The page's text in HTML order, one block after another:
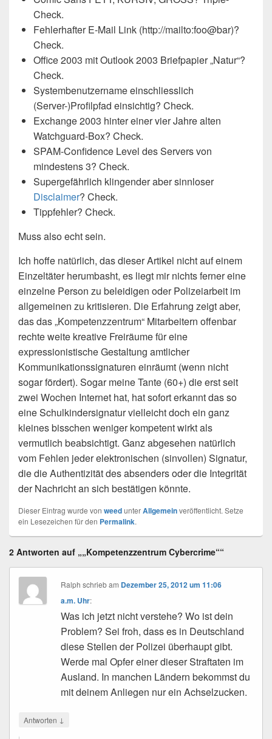
Check.
Fehlerhafter E-Mail Link (http://mailto:foo@bar)?
Check.
Office 2003 mit Outlook 2003 Briefpapier „Natur“?
Check.
Systembenutzername einschliesslich
(Server-)Profilpfad einsichtig? Check.
Exchange 2003 hinter einer vier Jahre alten
Watchguard-Box? Check.
SPAM-Confidence Level des Servers von
mindestens 3? Check.
Supergefährlich klingender aber sinnloser
Disclaimer? Check.
Tippfehler? Check.
Muss also echt sein.
Ich hoffe natürlich, das dieser Artikel nicht auf einem
Einzeltäter herumbasht, es liegt mir nichts ferner eine
einzelne Person zu beleidigen oder Polizeiarbeit im
allgemeinen zu kritisieren. Die Erfahrung zeigt aber,
das das „Kompetenzzentrum“ Mitarbeitern offenbar
rechte weite kreative Freiräume für eine
expressionistische Gestaltung amtlicher
Kommunikationssignaturen einräumt (wenn nicht
sogar fördert). Sogar meine Tante (60+) die erst seit
zwei Wochen Internet hat, hat sofort erkannt das so
eine Schulkindersignatur vielleicht doch ein ganz
kleines bisschen weniger kompetent wirkt als
vermutlich beabsichtigt. Ganz abgesehen natürlich
vom Fehlen jeder elektronischen (sinvollen) Signatur,
die die Authentizität des absenders oder die Integrität
der Nachricht an sich bestätigen könnte.
Dieser Eintrag wurde von weedunterAllgemeinveröffentlicht. Setze
ein Lesezeichen für den Permalink.
2 Antworten auf „„Kompetenzzentrum Cybercrime““
Ralph schriebam Dezember 25, 2012 um 11:06
a.m. Uhr:
Was ich jetzt nicht verstehe? Wo ist dein
Problem? Sei froh, dass es in Deutschland
diese Stellen der Polizei überhaupt gibt.
Werde mal Opfer einer dieser Straftaten im
Ausland. In manchen Ländern bekommst du
mit deinem Anliegen nur ein Achselzucken.
Antworten ↓